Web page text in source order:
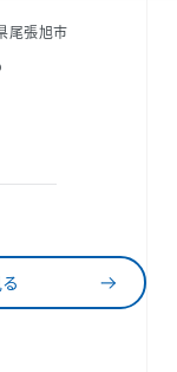
尾張旭市